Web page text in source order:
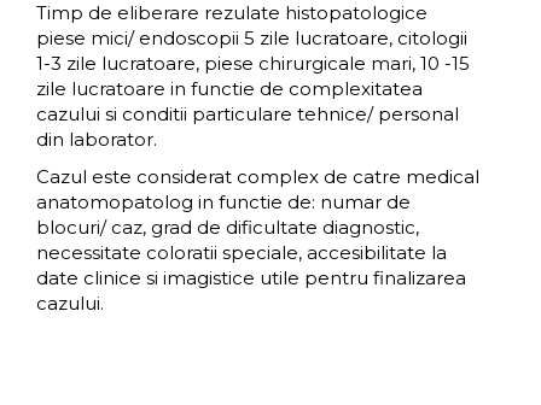
Timp de eliberare rezulate histopatologice
piese mici/ endoscopii 5 zile lucratoare, citologii
1-3 zile lucratoare, piese chirurgicale mari, 10 -15
zile lucratoare in functie de complexitatea
cazului si conditii particulare tehnice/ personal
din laborator.
Cazul este considerat complex de catre medical
anatomopatolog in functie de: numar de
blocuri/ caz, grad de dificultate diagnostic,
necessitate coloratii speciale, accesibilitate la
date clinice si imagistice utile pentru finalizarea
cazului.